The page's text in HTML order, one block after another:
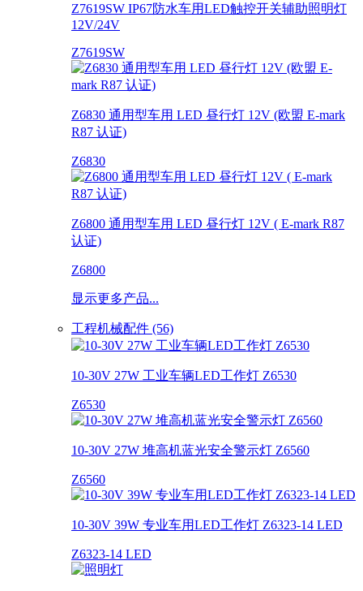
Z7619SW IP67防水车用LED触控开关辅助照明灯
12V/24V
Z7619SW
Z6830 通用型车用 LED 昼行灯 12V (欧盟 E-mark
R87 认证)
Z6830
Z6800 通用型车用 LED 昼行灯 12V ( E-mark R87
认证)
Z6800
显示更多产品...
工程机械配件 (56)
10-30V 27W 工业车辆LED工作灯 Z6530
Z6530
10-30V 27W 堆高机蓝光安全警示灯 Z6560
Z6560
10-30V 39W 专业车用LED工作灯 Z6323-14 LED
Z6323-14 LED